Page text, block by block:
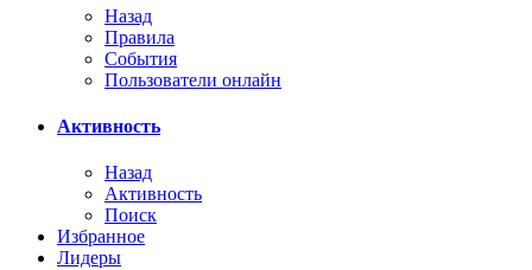
Назад
Правила
События
Пользователи онлайн
Активность
Назад
Активность
Поиск
Избранное
Лидеры